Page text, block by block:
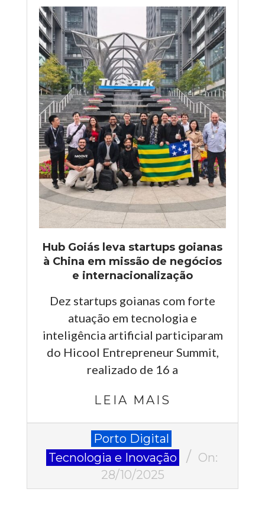
Hub Goiás leva startups goianas
à China em missão de negócios
e internacionalização
Dez startups goianas com forte
atuação em tecnologia e
inteligência artificial participaram
do Hicool Entrepreneur Summit,
realizado de 16 a
LEIA MAIS
Porto Digital
Tecnologia e Inovação
On:
28/10/2025